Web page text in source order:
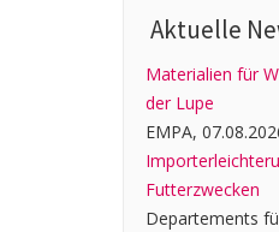
Aktuelle
Materialien für
der Lupe
EMPA,
Futterzwecken
Departements